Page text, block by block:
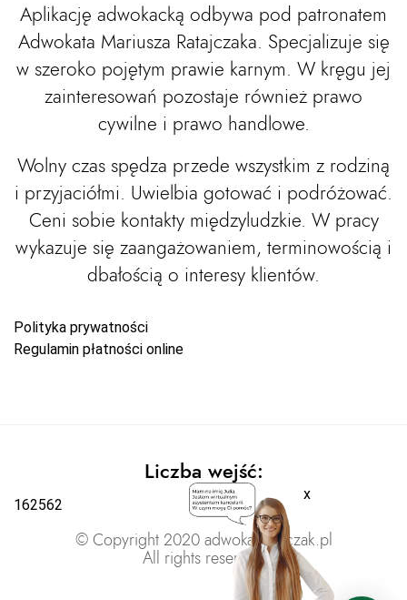
x
Aplikację adwokacką odbywa pod patronatem
Adwokata Mariusza Ratajczaka. Specjalizuje się
w szeroko pojętym prawie karnym. W kręgu jej
zainteresowań pozostaje również prawo
cywilne i prawo handlowe.
Wolny czas spędza przede wszystkim z rodziną
i przyjaciółmi. Uwielbia gotować i podróżować.
Ceni sobie kontakty międzyludzkie. W pracy
wykazuje się zaangażowaniem, terminowością i
dbałością o interesy klientów.
Polityka prywatności
Regulamin płatności online
Liczba wejść:
162562
© Copyright 2020 adwokatratajczak.pl
All rights reserved